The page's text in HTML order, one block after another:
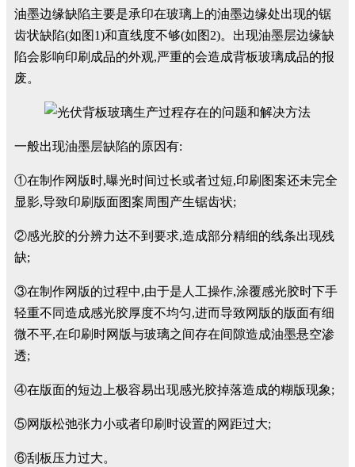
油墨边缘缺陷主要是承印在玻璃上的油墨边缘处出现的锯
齿状缺陷(如图1)和直线度不够(如图2)。出现油墨层边缘缺
陷会影响印刷成品的外观,严重的会造成背板玻璃成品的报
废。
一般出现油墨层缺陷的原因有:
①在制作网版时,曝光时间过长或者过短,印刷图案还未完全
显影,导致印刷版面图案周围产生锯齿状;
②感光胶的分辨力达不到要求,造成部分精细的线条出现残
缺;
③在制作网版的过程中,由于是人工操作,涂覆感光胶时下手
轻重不同造成感光胶厚度不均匀,进而导致网版的版面有细
微不平,在印刷时网版与玻璃之间存在间隙造成油墨悬空渗
透;
④在版面的短边上极容易出现感光胶掉落造成的糊版现象;
⑤网版松弛张力小或者印刷时设置的网距过大;
⑥刮板压力过大。